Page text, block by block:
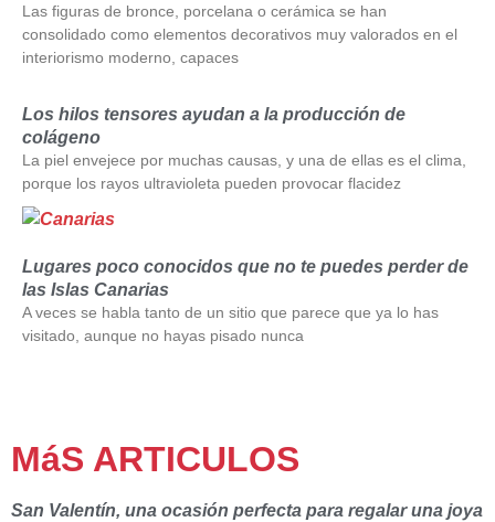
Las figuras de bronce, porcelana o cerámica se han
consolidado como elementos decorativos muy valorados en el
interiorismo moderno, capaces
Los hilos tensores ayudan a la producción de
colágeno
La piel envejece por muchas causas, y una de ellas es el clima,
porque los rayos ultravioleta pueden provocar flacidez
Lugares poco conocidos que no te puedes perder de
las Islas Canarias
A veces se habla tanto de un sitio que parece que ya lo has
visitado, aunque no hayas pisado nunca
MáS ARTICULOS
San Valentín, una ocasión perfecta para regalar una joya